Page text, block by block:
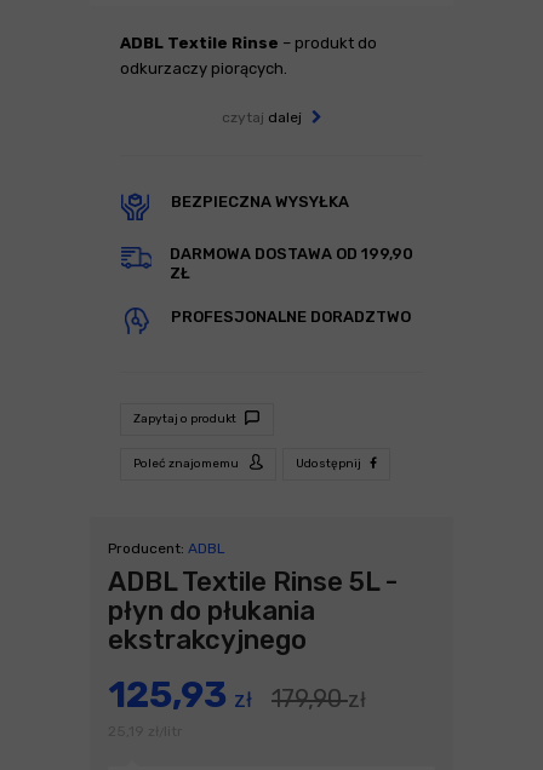
ADBL Textile Rinse – produkt do
odkurzaczy piorących.
czytaj dalej
BEZPIECZNA WYSYŁKA
DARMOWA DOSTAWA OD 199,90
ZŁ
PROFESJONALNE DORADZTWO
Zapytaj o produkt
Poleć znajomemu Udostępnij
Producent: ADBL
ADBL Textile Rinse 5L -
płyn do płukania
ekstrakcyjnego
125,93 zł 179,90zł